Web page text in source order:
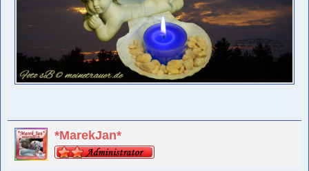
*MarekJan*